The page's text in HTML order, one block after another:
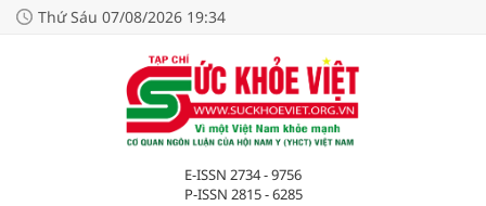
Thứ Sáu 07/08/2026 19:34
E-ISSN 2734 - 9756
P-ISSN 2815 - 6285